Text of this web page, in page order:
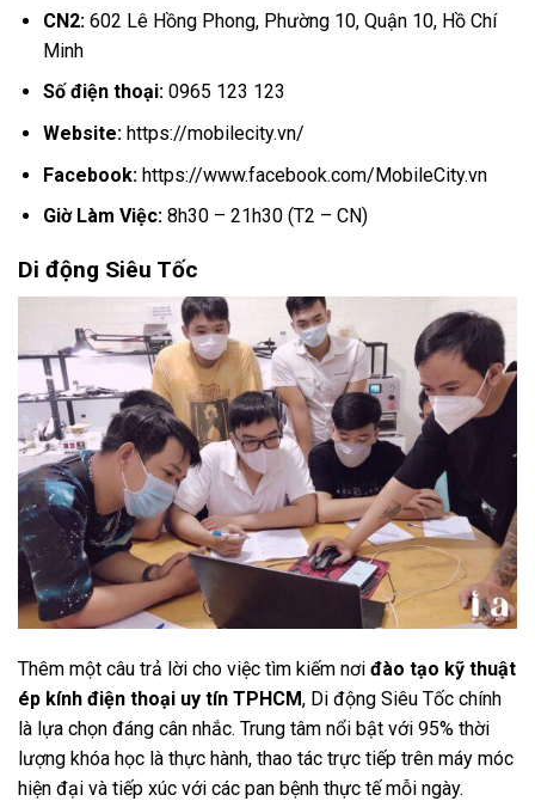
CN2:602 Lê Hồng Phong, Phường 10, Quận 10, Hồ Chí
Minh
Số điện thoại:0965 123 123
Website: https://mobilecity.vn/
Facebook:https://www.facebook.com/MobileCity.vn
Giờ Làm Việc:8h30 – 21h30 (T2 – CN)
Di động Siêu Tốc
Thêm một câu trả lời cho việc tìm kiếm nơi đào tạo kỹ thuật
ép kính điện thoại uy tín TPHCM, Di động Siêu Tốc chính
là lựa chọn đáng cân nhắc. Trung tâm nổi bật với 95% thời
lượng khóa học là thực hành, thao tác trực tiếp trên máy móc
hiện đại và tiếp xúc với các pan bệnh thực tế mỗi ngày.